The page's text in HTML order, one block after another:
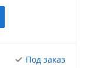
Под заказ